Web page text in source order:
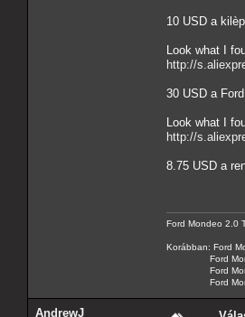
10 USD a
Look what I
http://
30 USD a
Look what I
http://
8.75 USD a
Ford Mondeo 2.0
Korábban: Ford
Ford Mondeo
Ford
Ford
AndrewJ